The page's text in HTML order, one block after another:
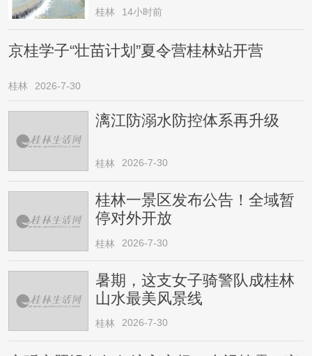
桂林 14小时前
京桂学子“壮苗计划”夏令营桂林站开营
桂林 2026-7-30
漓江防溺水防控体系再升级
桂林 2026-7-30
桂林一景区发布公告！全域暂
停对外开放
桂林 2026-7-30
暑期，这支女子骑警队成桂林
山水最美风景线
桂林 2026-7-30